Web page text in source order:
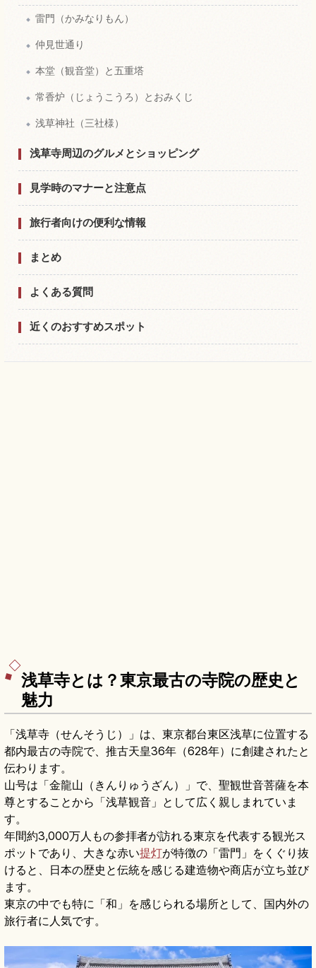
雷門（かみなりもん）
仲見世通り
本堂（観音堂）と五重塔
常香炉（じょうこうろ）とおみくじ
浅草神社（三社様）
浅草寺周辺のグルメとショッピング
見学時のマナーと注意点
旅行者向けの便利な情報
まとめ
よくある質問
近くのおすすめスポット
浅草寺とは？東京最古の寺院の歴史と
魅力
「浅草寺（せんそうじ）」は、東京都台東区浅草に位置する
都内最古の寺院で、推古天皇36年（628年）に創建されたと
伝わります。
山号は「金龍山（きんりゅうざん）」で、聖観世音菩薩を本
尊とすることから「浅草観音」として広く親しまれていま
す。
年間約3,000万人もの参拝者が訪れる東京を代表する観光ス
ポットであり、大きな赤い提灯が特徴の「雷門」をくぐり抜
けると、日本の歴史と伝統を感じる建造物や商店が立ち並び
ます。
東京の中でも特に「和」を感じられる場所として、国内外の
旅行者に人気です。